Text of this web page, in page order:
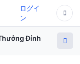
ログイ
ン
Đỉnh